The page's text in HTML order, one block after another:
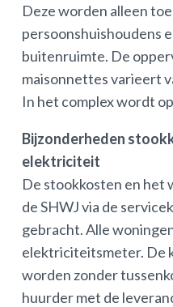
Deze worden alleen
persoonshuishoudens
buitenruimte. De
maisonnettes varieert
In het complex wordt
Bijzonderheden
elektriciteit
De stookkosten en
de SHWJ via de
gebracht. Alle
elektriciteitsmeter. De
worden zonder
huurder met de